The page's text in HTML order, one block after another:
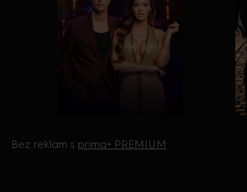
Bez reklam s prima+ PREMIUM